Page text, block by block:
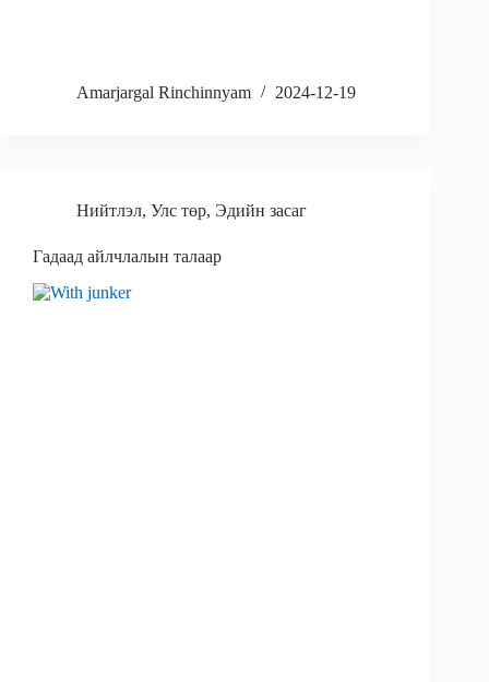
Amarjargal Rinchinnyam 2024-12-19
Нийтлэл, Улс төр, Эдийн засаг
Гадаад айлчлалын талаар